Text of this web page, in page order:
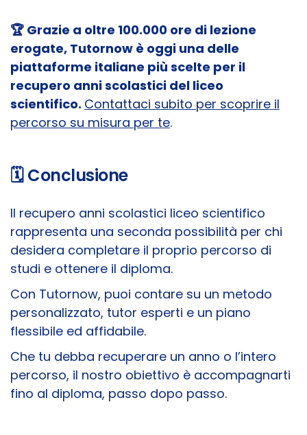
🏆 Grazie a oltre 100.000 ore di lezione
erogate, Tutornow è oggi una delle
piattaforme italiane più scelte per il
recupero anni scolastici del liceo
scientifico. Contattaci subito per scoprire il
percorso su misura per te.
🗓️ Conclusione
Il recupero anni scolastici liceo scientifico
rappresenta una seconda possibilità per chi
desidera completare il proprio percorso di
studi e ottenere il diploma.
Con Tutornow, puoi contare su un metodo
personalizzato, tutor esperti e un piano
flessibile ed affidabile.
Che tu debba recuperare un anno o l’intero
percorso, il nostro obiettivo è accompagnarti
fino al diploma, passo dopo passo.